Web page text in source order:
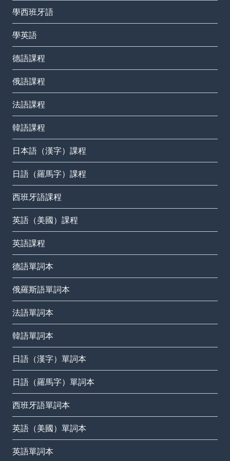
學西班牙語
學英語
德語課程
俄語課程
法語課程
韓語課程
日本語（漢字）課程
日語（羅馬字）課程
西班牙語課程
英語（美國）課程
英語課程
德語單詞本
俄羅斯語單詞本
法語單詞本
韓語單詞本
日語（漢字）單詞本
日語（羅馬字）單詞本
西班牙語單詞本
英語（美國）單詞本
英語單詞本